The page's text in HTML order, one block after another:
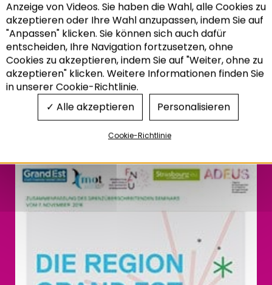
Recherche
Zusammenfassung
des
grenzüberschreitenden
seminars
Anzeige von Videos. Sie haben die Wahl, alle Cookies zu
akzeptieren oder Ihre Wahl anzupassen, indem Sie auf
"Anpassen" klicken. Sie können sich auch dafür
entscheiden, Ihre Navigation fortzusetzen, ohne
Cookies zu akzeptieren, indem Sie auf "Weiter, ohne zu
akzeptieren" klicken. Weitere Informationen finden Sie
in unserer Cookie-Richtlinie.
Alle akzeptieren
Personalisieren
Cookie-Richtlinie